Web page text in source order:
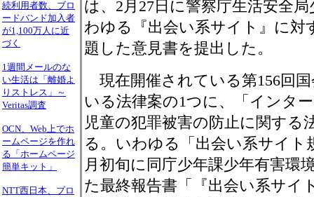
続利用者数、ブロ
ードバンド加入者
が1,100万人に近
づく
1週間メールのな
い生活は「離婚よ
りストレス」～
Veritas調査
OCN、Web上でホ
ームページを作れ
る「ホームページ
簡単キット」
NTT西日本、ブロ
は、2月27日に警察庁生活安全
わゆる『出会い系サイト』に対
題した意見書を提出した。
現在開催されている第156回
いる法律案の1つに、「インタ
児童の犯罪被害の防止に関する
る。いわゆる「出会い系サイト
月初旬に同庁少年課少年有害環
た最終報告書「『出会い系サイ